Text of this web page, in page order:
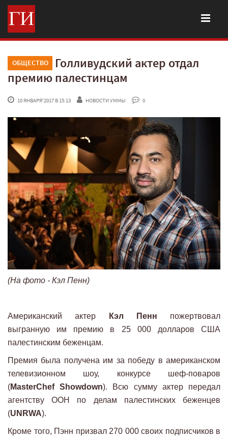
ОБЩЕСТВО
Голливудский актер отдал
премию палестинцам
10 ЯНВАРЯ'2017 В 15:13 НОВОСТИ УММЫ 0
(На фото - Кэл Пенн)
Американский актер Кэл Пенн пожертвовал
выгранную им премию в 25 000 долларов США
палестинским беженцам.
Премия была получена им за победу в американском
телевизионном шоу, конкурсе шеф-поваров
(MasterChef Showdown). Всю сумму актер передал
агентству ООН по делам палестинских беженцев
(UNRWA).
Кроме того, Пэнн призвал 270 000 своих подписчиков в